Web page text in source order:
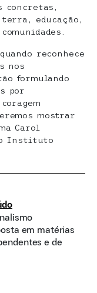
concretas,
educação,
reconhece
nos
formulando
por
mostrar
Carol
Instituto
em matérias
e de